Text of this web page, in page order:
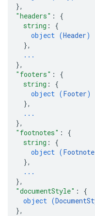
},
"headers" : {
string : {
object (Header)
},
...
},
"footers" : {
string : {
object (Footer)
},
...
},
"footnotes" : {
string : {
object (Footnote
},
...
},
"documentStyle" : {
object (
},